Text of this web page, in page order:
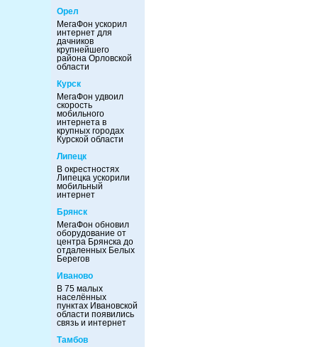
Орел
МегаФон ускорил
интернет для
дачников
крупнейшего
района Орловской
области
Курск
МегаФон удвоил
скорость
мобильного
интернета в
крупных городах
Курской области
Липецк
В окрестностях
Липецка ускорили
мобильный
интернет
Брянск
МегаФон обновил
оборудование от
центра Брянска до
отдаленных Белых
Берегов
Иваново
В 75 малых
населённых
пунктах Ивановской
области появились
связь и интернет
Тамбов